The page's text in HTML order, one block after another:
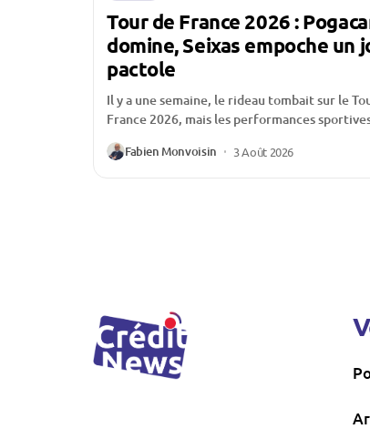
Tour de France 2026 :
domine, Seixas empoche un
pactole
Il y a une semaine, le rideau tombait sur le
France 2026, mais les performances
sont pas les seules...
Fabien Monvoisin 3 Août 2026